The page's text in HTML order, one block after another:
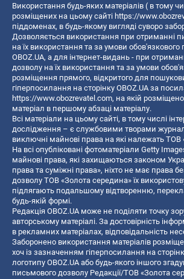
Використання будь-яких матеріалів ( в тому
розміщених на цьому сайті https://
піддоменах, в будь-якому вигляді суворо
Дозволяється використання при отриманні
на їх використання та за умови
OBOZ.UA, а для інтернет-видань - при
дозволу на їх використання та за умови
розміщення прямого, відкритого для
гіперпосилання на сторінку OBOZ.UA за
https://www.obozrevatel.com, на якій
матеріал в першому абзаці матеріалу.
Всі матеріали на цьому сайті, в тому числі
дослідження – є службовими творами
виключні майнові права на які належать ТОВ
На всі опубліковані фотоматеріали Getty
майнові права, які захищаються законом
права та суміжні права», ніхто не має права
дозволу ТОВ «Золота середина» їх
підлягають подальшому відтворенню,
будь-якій формі.
Редакція OBOZ.UA може не поділяти точку
авторському матеріалі. За достовірність
в рекламних матеріалах, відповідальність
Заборонено використання матеріалів
хоч із зазначенням гіперпосилання на
логотипу OBOZ.UA або будь-якого іншого
письмового дозволу Редакції/ТОВ «Золота